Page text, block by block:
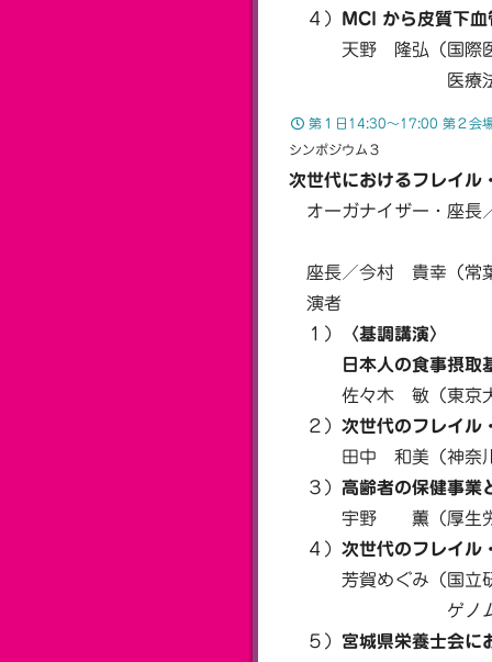
４） MCI から皮質下
天野 隆弘（国際医
医療法人財団順
第１日14:30〜17:00 第２会
シンポジウム３
次世代におけるフレイル
オーガナイザー・座
座長／今村 貴幸（常
演者
１）
〈基調講演〉
日本人の食事摂取基
佐々木 敏（東京大
２） 次世代のフレイル
田中 和美（神奈川
３） 高齢者の保健事業
宇野 薫（厚生労働
４） 次世代のフレイル
芳賀めぐみ（国立研
ゲノム・データ
５） 宮城県栄養士会に